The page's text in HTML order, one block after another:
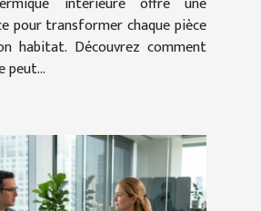
pour transformer chaque pièce
habitat. Découvrez comment
peut...